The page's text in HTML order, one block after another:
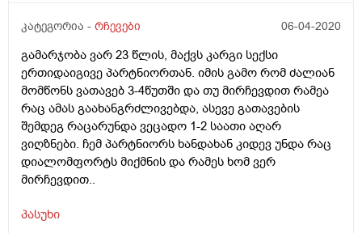
კატეგორია - რჩევები 06-04-2020
გამარჯობა ვარ 23 წლის, მაქვს კარგი სექსი
ერთიდაიგივე პარტნიორთან. იმის გამო რომ ძალიან
მომწონს ვათავებ 3-4წუთში და თუ მირჩევდით რამეა
რაც ამას გაახანგრძლივებდა, ასევე გათავების
შემდეგ რაცარუნდა ვეცადო 1-2 საათი აღარ
ვიღზნები. ჩემ პარტნიორს ხანდახან კიდევ უნდა რაც
დიალომფორტს მიქმნის და რამეს ხომ ვერ
მირჩევდით..
პასუხი